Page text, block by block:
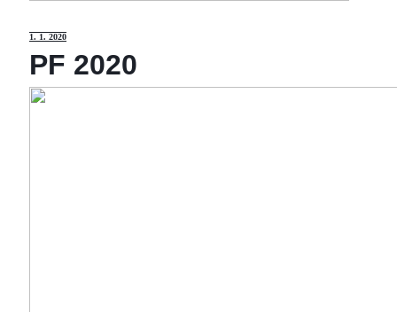
1. 1. 2020
PF 2020